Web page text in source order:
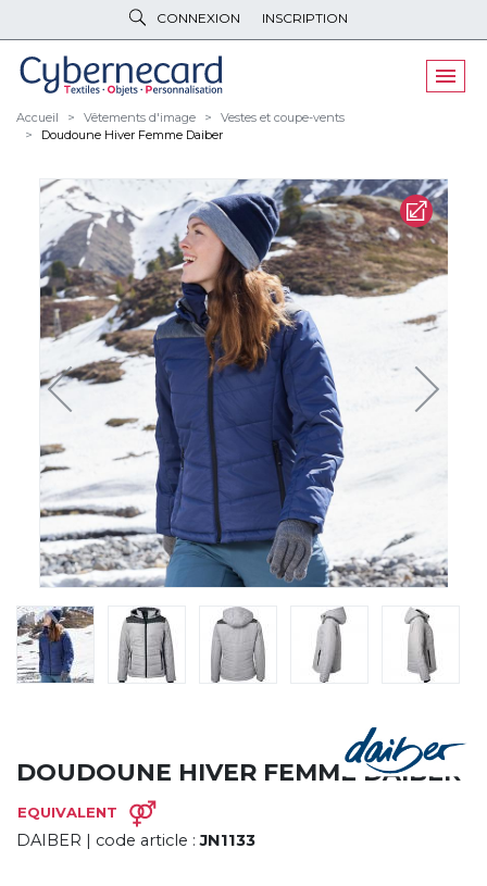
CONNEXION INSCRIPTION
VÊTEMENTSDE TRAVAIL
VÊTEMENTS D'IMAGE
OBJETS & HIGH-TECH
PELUCHES & GOODIES
LINGE DEMAISON
NOUVEAUTÉS
ÉCORESPONSABLE
CYBERNECARD
LA SOCIÉTÉ
SERVICES
ROADSHOWS, FORUM DES EXPERTS
MARQUES & CERTIFICATS
TECHNIQUES MARQUAGE
BLOG
Accueil Vêtements d'image
Vestes et coupe-vents
Doudoune Hiver Femme Daiber
DOUDOUNE HIVER FEMME DAIBER
EQUIVALENT
DAIBER | code article :JN1133